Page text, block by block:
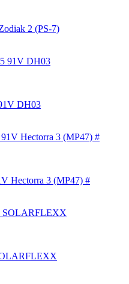
2 (PS-7)
DH03
Hectorra 3 (MP47) #